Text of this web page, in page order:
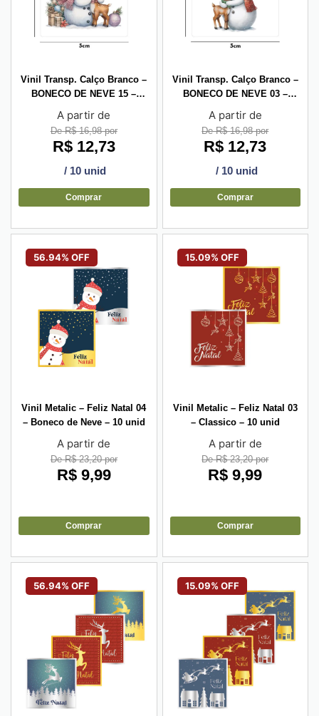
Vinil Transp. Calço Branco –
BONECO DE NEVE 15 –
A partir de
De R$ 16,98 por
R$12,73
/ 10 unid
Comprar
Vinil Transp. Calço Branco –
BONECO DE NEVE 03 –
A partir de
De R$ 16,98 por
R$ 12,73
/ 10 unid
Comprar
56.94% OFF
Vinil Metalic – Feliz Natal 04
– Boneco de Neve – 10 unid
A partir de
De R$ 23,20 por
R$9,99
Comprar
15.09% OFF
Vinil Metalic – Feliz Natal 03
– Classico – 10 unid
A partir de
De R$ 23,20 por
R$ 9,99
Comprar
56.94% OFF 15.09% OFF